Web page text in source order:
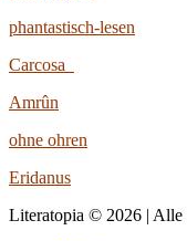
phantastisch-lesen
Carcosa
Amrûn
ohne ohren
Eridanus
Literatopia © 2026 | Alle